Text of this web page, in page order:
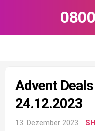
Advent
24.12.2023
13. Dezember 2023